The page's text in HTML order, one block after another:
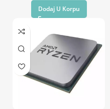
Dodaj U Korpu